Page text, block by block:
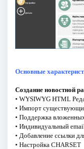
Основные
Создание новостной
• WYSIWYG HTML
• Импорт
• Поддержка
• Индивидуальный
• Добавление ссылки
• Настройка CHARSET